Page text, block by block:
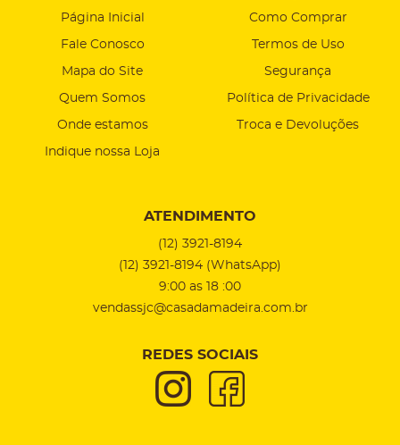
Página Inicial
Fale Conosco
Mapa do Site
Quem Somos
Onde estamos
Indique nossa Loja
Como Comprar
Termos de Uso
Segurança
Política de Privacidade
Troca e Devoluções
ATENDIMENTO
(12) 3921-8194
(12) 3921-8194 (WhatsApp)
9:00 as 18 :00
vendassjc@casadamadeira.com.br
REDES SOCIAIS